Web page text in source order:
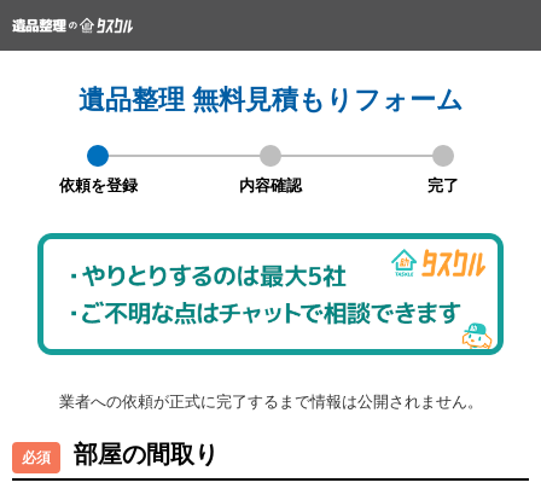
遺品整理 無料見積もりフォーム
依頼を登録 内容確認 完了
業者への依頼が正式に完了するまで情報は公開されません。
部屋の間取り